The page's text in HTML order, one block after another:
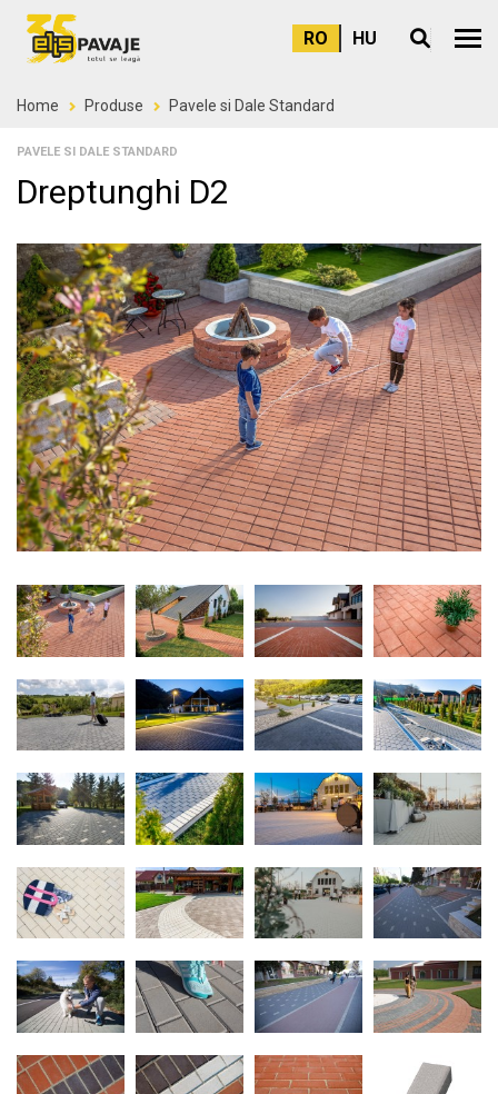
RO HU Meniu
Home Produse Pavele si Dale Standard
PAVELE SI DALE STANDARD
Dreptunghi D2